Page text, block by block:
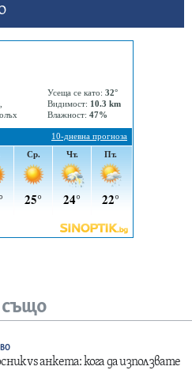
също
vs анкета: кога да използвате